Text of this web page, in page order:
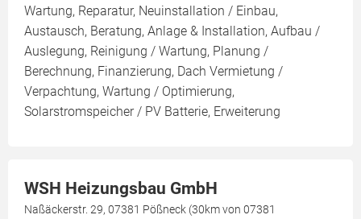
Wartung, Reparatur, Neuinstallation / Einbau,
Austausch, Beratung, Anlage & Installation, Aufbau /
Auslegung, Reinigung / Wartung, Planung /
Berechnung, Finanzierung, Dach Vermietung /
Verpachtung, Wartung / Optimierung,
Solarstromspeicher / PV Batterie, Erweiterung
WSH Heizungsbau GmbH
Naßäckerstr. 29, 07381 Pößneck (30km von 07381